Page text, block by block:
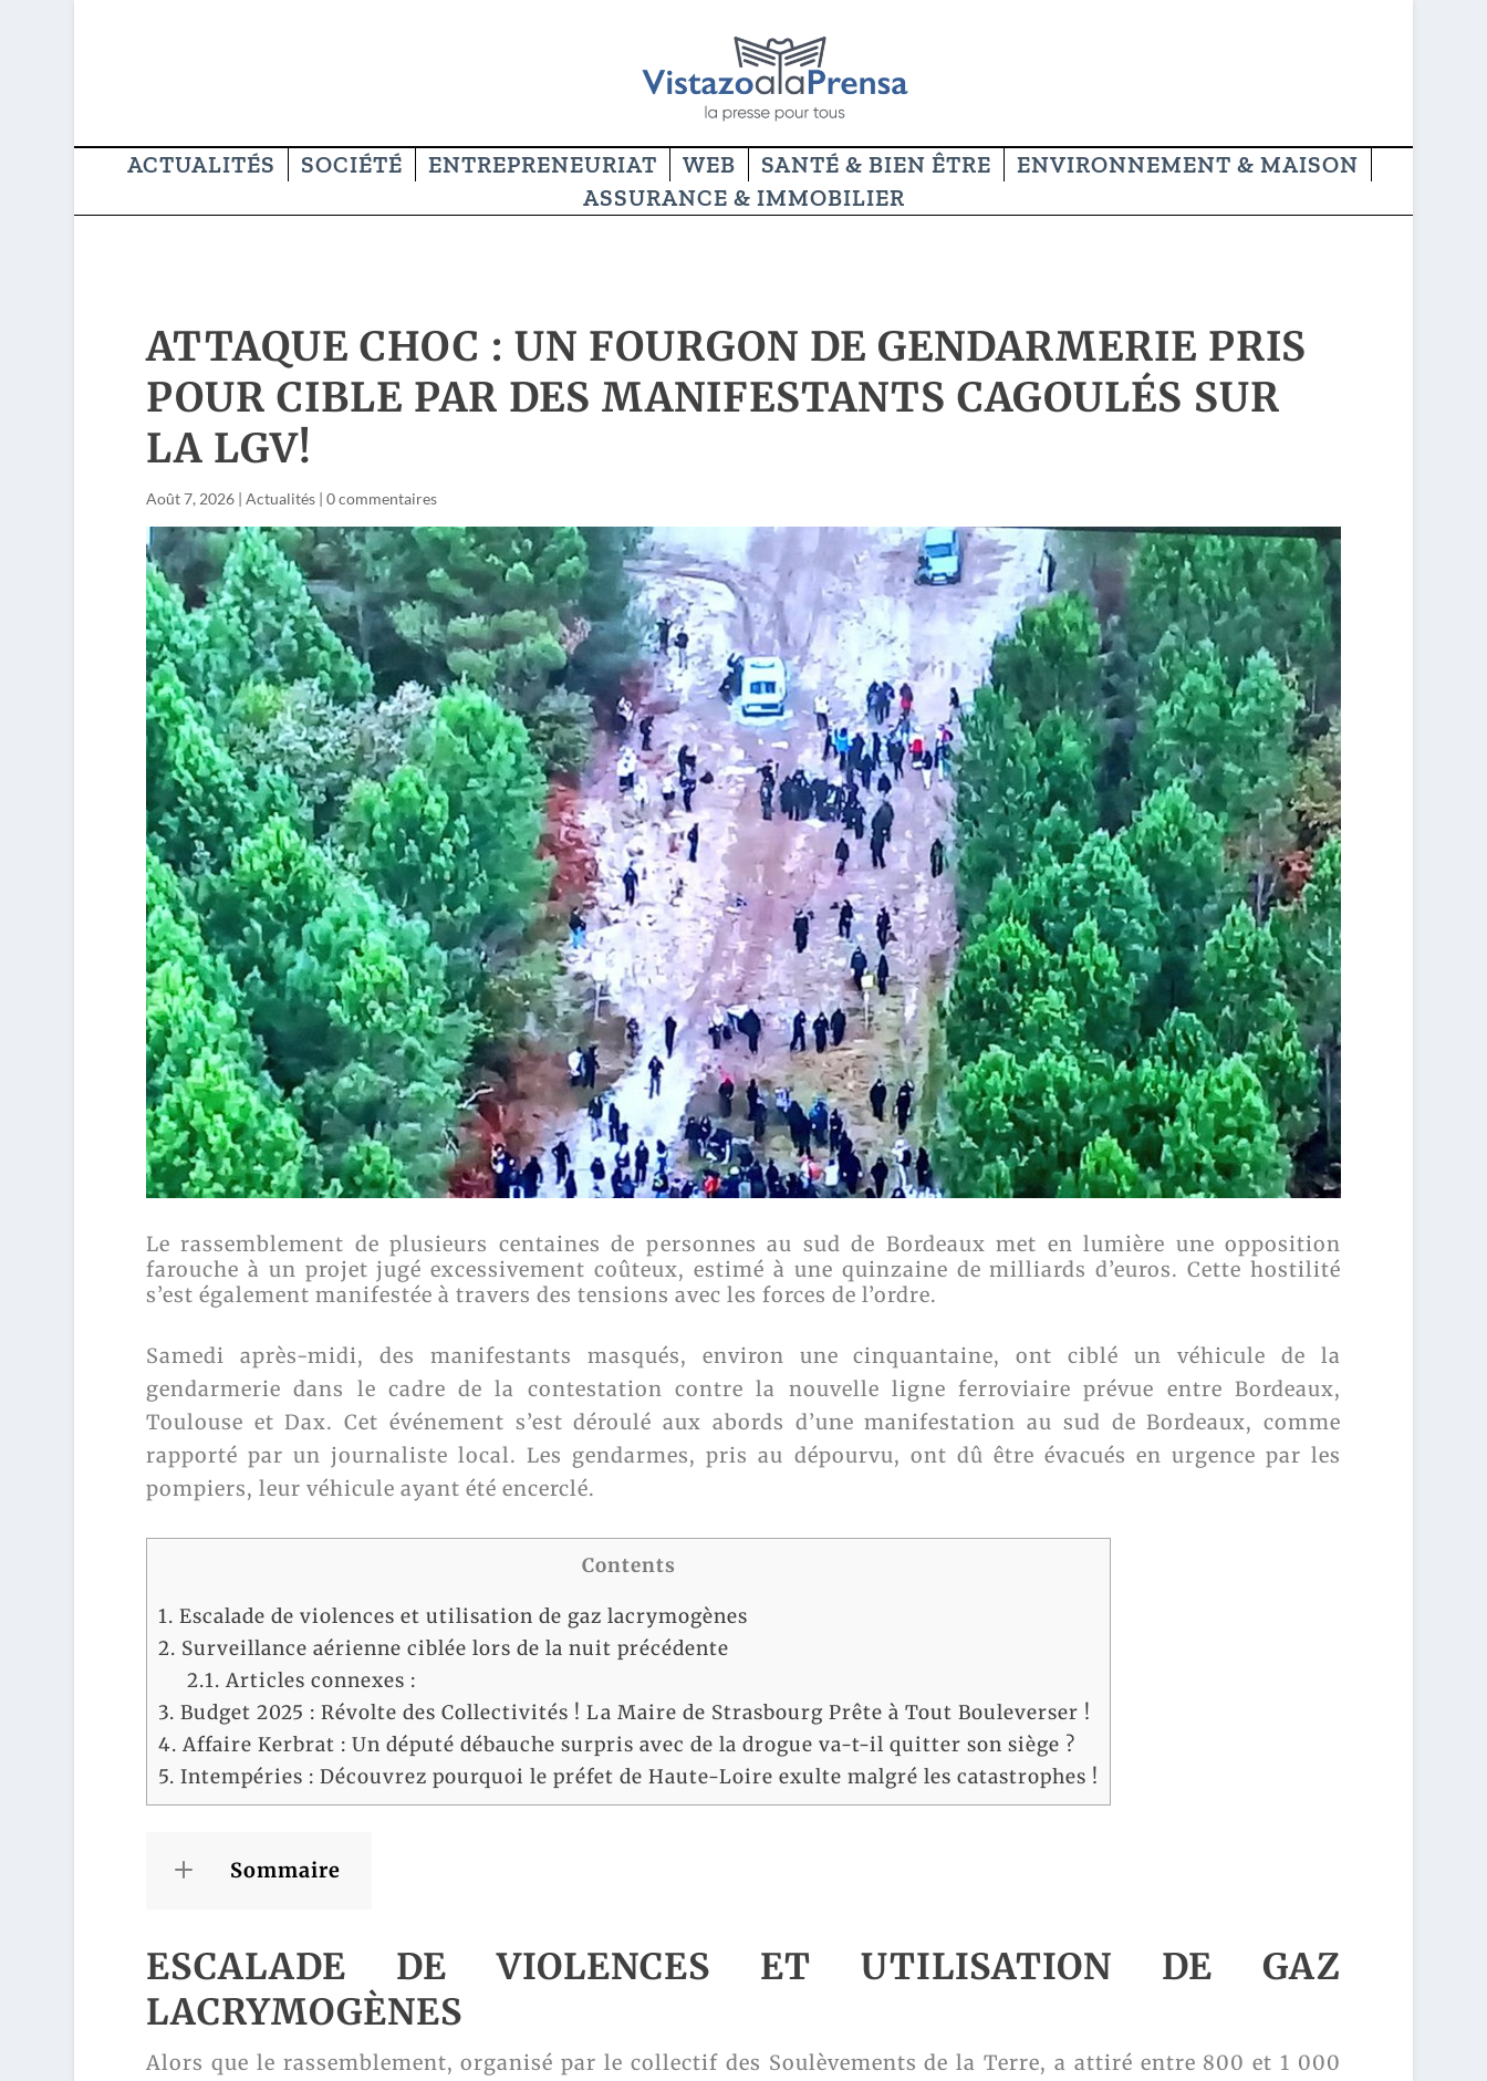
ACTUALITÉS SOCIÉTÉ ENTREPRENEURIAT WEB SANTÉ & BIEN ÊTRE
ENVIRONNEMENT & MAISON
ASSURANCE & IMMOBILIER
ATTAQUE CHOC : UN FOURGON DE GENDARMERIE PRIS
POUR CIBLE PAR DES MANIFESTANTS CAGOULÉS SUR
LA LGV!
Août 7, 2026 | Actualités | 0 commentaires
Le rassemblement de plusieurs centaines de personnes au sud de Bordeaux met en lumière une opposition
farouche à un projet jugé excessivement coûteux, estimé à une quinzaine de milliards d’euros. Cette hostilité
s’est également manifestée à travers des tensions avec les forces de l’ordre.
Samedi après-midi, des manifestants masqués, environ une cinquantaine, ont ciblé un véhicule de la
gendarmerie dans le cadre de la contestation contre la nouvelle ligne ferroviaire prévue entre Bordeaux,
Toulouse et Dax. Cet événement s’est déroulé aux abords d’une manifestation au sud de Bordeaux, comme
rapporté par un journaliste local. Les gendarmes, pris au dépourvu, ont dû être évacués en urgence par les
pompiers, leur véhicule ayant été encerclé.
Contents
1. Escalade de violences et utilisation de gaz lacrymogènes
2. Surveillance aérienne ciblée lors de la nuit précédente
2.1. Articles connexes :
3. Budget 2025 : Révolte des Collectivités ! La Maire de Strasbourg Prête à Tout Bouleverser !
4. Affaire Kerbrat : Un député débauche surpris avec de la drogue va-t-il quitter son siège ?
5. Intempéries : Découvrez pourquoi le préfet de Haute-Loire exulte malgré les catastrophes !
Sommaire
ESCALADE DE VIOLENCES ET UTILISATION DE GAZ
LACRYMOGÈNES
Alors que le rassemblement, organisé par le collectif des Soulèvements de la Terre, a attiré entre 800 et 1 000